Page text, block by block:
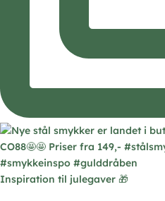
Inspiration til julegaver 🎁